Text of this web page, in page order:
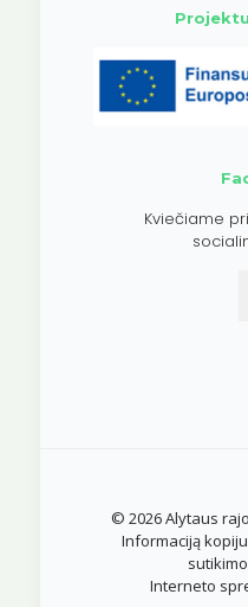
Kviečiame
© 2026 Alytaus
Informaciją
Interneto